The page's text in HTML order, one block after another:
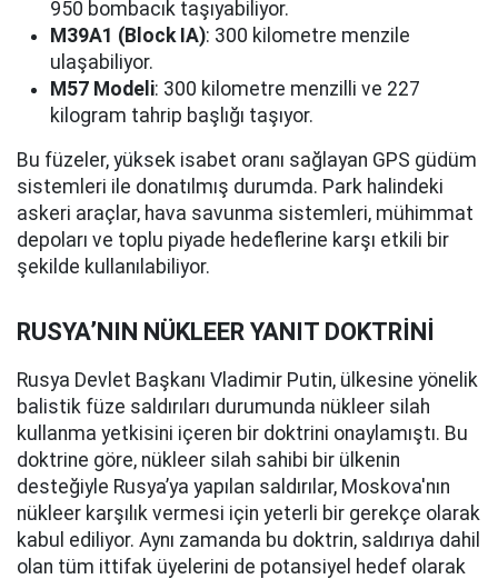
950 bombacık taşıyabiliyor.
M39A1 (Block IA): 300 kilometre menzile
ulaşabiliyor.
M57 Modeli: 300 kilometre menzilli ve 227
kilogram tahrip başlığı taşıyor.
Bu füzeler, yüksek isabet oranı sağlayan GPS güdüm
sistemleri ile donatılmış durumda. Park halindeki
askeri araçlar, hava savunma sistemleri, mühimmat
depoları ve toplu piyade hedeflerine karşı etkili bir
şekilde kullanılabiliyor.
RUSYA’NIN NÜKLEER YANIT DOKTRİNİ
Rusya Devlet Başkanı Vladimir Putin, ülkesine yönelik
balistik füze saldırıları durumunda nükleer silah
kullanma yetkisini içeren bir doktrini onaylamıştı. Bu
doktrine göre, nükleer silah sahibi bir ülkenin
desteğiyle Rusya’ya yapılan saldırılar, Moskova'nın
nükleer karşılık vermesi için yeterli bir gerekçe olarak
kabul ediliyor. Aynı zamanda bu doktrin, saldırıya dahil
olan tüm ittifak üyelerini de potansiyel hedef olarak